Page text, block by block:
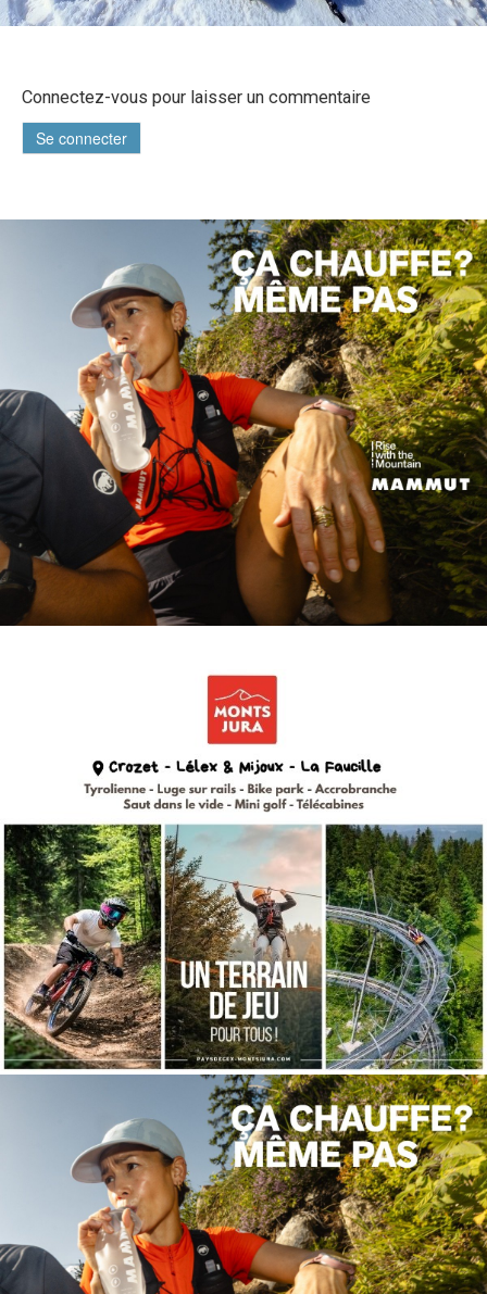
Connectez-vous pour laisser un commentaire
Se connecter